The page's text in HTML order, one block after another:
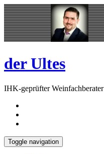
Skip
to
content
Open
Sidebar
der Ultes
IHK-geprüfter Weinfachberater
Toggle navigation